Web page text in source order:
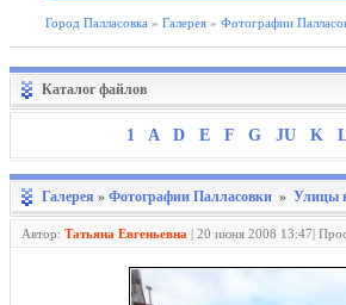
Город Палласовка » Галерея » Фотографии
Каталог файлов
1 A D E F G JU K L
Галерея » Фотографии Палласовки » Улицы
Автор: Татьяна Евгеньевна | 20 июня 2008 13:47|